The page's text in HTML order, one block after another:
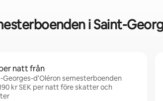
i Saint-
natt från
Georges-d'Oléron semesterboenden
kr SEK per natt före skatter och